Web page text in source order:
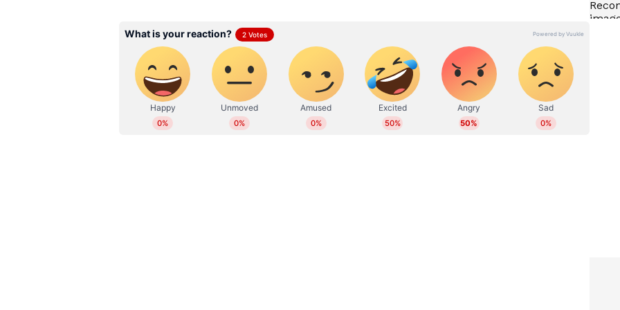
പിണറായി വിജയൻ ഇത്തരം കാര്യങ്ങൾക്ക് എങ്ങനെ കൂട്ടുനിൽക്കുന്നു എന്ന്
മനസ്സിലാകുന്നില്ലെന്നും പറഞ്ഞുകൊണ്ടാണ് ടി കെ ഗോവിന്ദൻ പാർട്ടി വിടുന്നതായി
പ്രഖ്യാപിച്ചത്.
തളിപ്പറമ്പിൽ പി കെ ശ്യാമളയെ സ്ഥാനാർത്ഥിയാക്കിയതിനെതിരെയാണ് ഗോവിന്ദൻ
പ്രധാനമായും ആഞ്ഞടിച്ചത്. പാർട്ടി സംസ്ഥാന സെക്രട്ടറി എം വി ഗോവിന്ദൻ മൂന്ന് ടേം
WD